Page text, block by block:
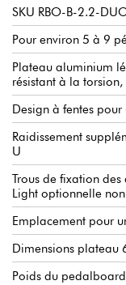
SKU RBO-B-2.2-
Pour environ 5 à 9
Plateau aluminium
résistant à la
Design à fentes
Raidissement
U
Trous de fixation
Light optionnelle
Emplacement pour
Dimensions
Poids du